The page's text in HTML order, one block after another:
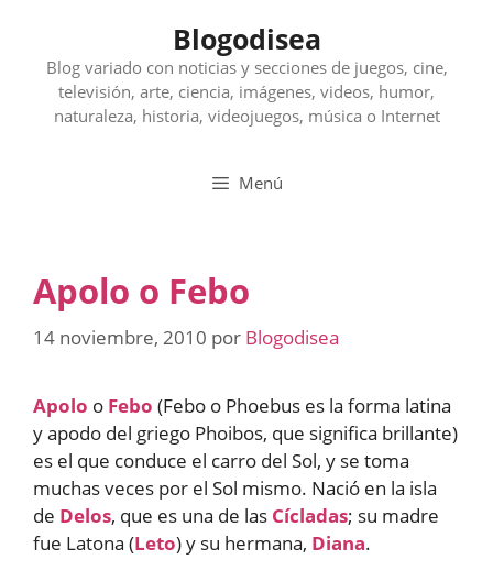
contenido
Blogodisea
Blog variado con noticias y secciones de juegos, cine,
televisión, arte, ciencia, imágenes, videos, humor,
naturaleza, historia, videojuegos, música o Internet
Menú
Apolo o Febo
14 noviembre, 2010 por Blogodisea
Apolo o Febo (Febo o Phoebus es la forma latina
y apodo del griego Phoibos, que significa brillante)
es el que conduce el carro del Sol, y se toma
muchas veces por el Sol mismo. Nació en la isla
de Delos, que es una de las Cícladas; su madre
fue Latona (Leto) y su hermana, Diana.